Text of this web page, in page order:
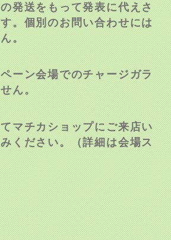
発送をもって発表に代えさ
。個別のお問い合わせには
。
ーン会場でのチャージガラ
ん。
マチカショップにご来店い
ください。（詳細は会場ス